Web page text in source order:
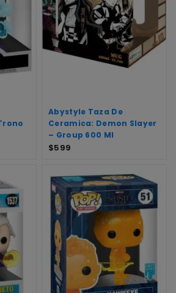
Abystyle Taza De
Ceramica: Demon Slayer
– Group 600 Ml
$599